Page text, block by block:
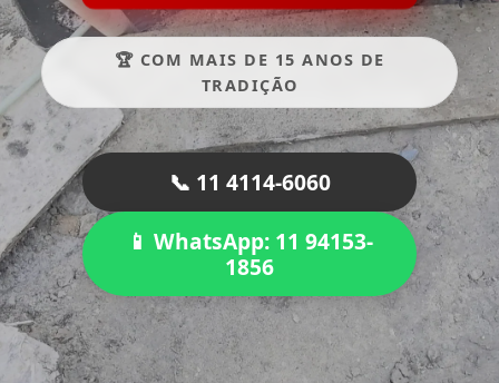
🏆 COM MAIS DE 15 ANOS DE
TRADIÇÃO
📞 11 4114-6060
📱 WhatsApp: 11 94153-
1856